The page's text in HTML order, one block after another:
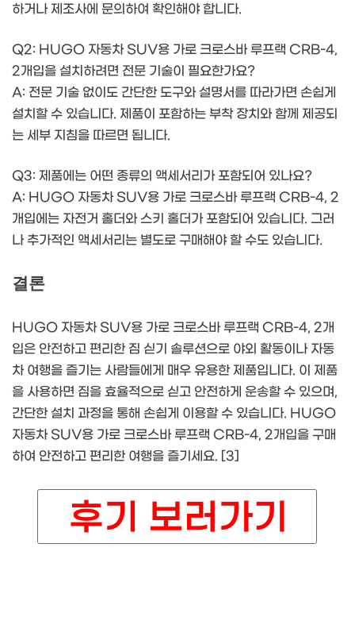
하거나 제조사에 문의하여 확인해야 합니다.
Q2: HUGO 자동차 SUV용 가로 크로스바 루프랙 CRB-4,
2개입을 설치하려면 전문 기술이 필요한가요?
A: 전문 기술 없이도 간단한 도구와 설명서를 따라가면 손쉽게
설치할 수 있습니다. 제품이 포함하는 부착 장치와 함께 제공되
는 세부 지침을 따르면 됩니다.
Q3: 제품에는 어떤 종류의 액세서리가 포함되어 있나요?
A: HUGO 자동차 SUV용 가로 크로스바 루프랙 CRB-4, 2
개입에는 자전거 홀더와 스키 홀더가 포함되어 있습니다. 그러
나 추가적인 액세서리는 별도로 구매해야 할 수도 있습니다.
결론
HUGO 자동차 SUV용 가로 크로스바 루프랙 CRB-4, 2개
입은 안전하고 편리한 짐 싣기 솔루션으로 야외 활동이나 자동
차 여행을 즐기는 사람들에게 매우 유용한 제품입니다. 이 제품
을 사용하면 짐을 효율적으로 싣고 안전하게 운송할 수 있으며,
간단한 설치 과정을 통해 손쉽게 이용할 수 있습니다. HUGO
자동차 SUV용 가로 크로스바 루프랙 CRB-4, 2개입을 구매
하여 안전하고 편리한 여행을 즐기세요. [3]